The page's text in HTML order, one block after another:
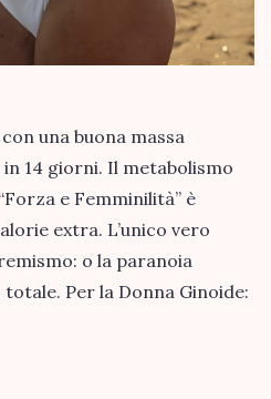
una buona massa
14 giorni. Il metabolismo
e Femminilità” è
extra. L’unico vero
o la paranoia
totale. Per la Donna Ginoide: